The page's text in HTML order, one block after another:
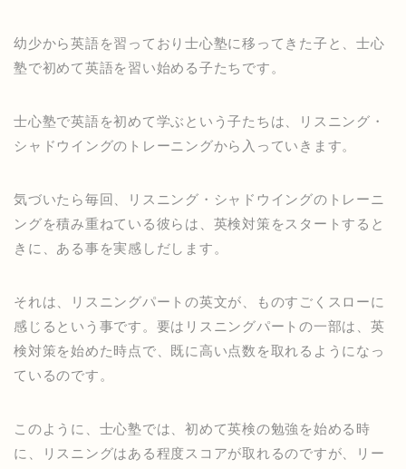
幼少から英語を習っており士心塾に移ってきた子と、士心
塾で初めて英語を習い始める子たちです。
士心塾で英語を初めて学ぶという子たちは、リスニング・
シャドウイングのトレーニングから入っていきます。
気づいたら毎回、リスニング・シャドウイングのトレーニ
ングを積み重ねている彼らは、英検対策をスタートすると
きに、ある事を実感しだします。
それは、リスニングパートの英文が、ものすごくスローに
感じるという事です。要はリスニングパートの一部は、英
検対策を始めた時点で、既に高い点数を取れるようになっ
ているのです。
このように、士心塾では、初めて英検の勉強を始める時
に、リスニングはある程度スコアが取れるのですが、リー